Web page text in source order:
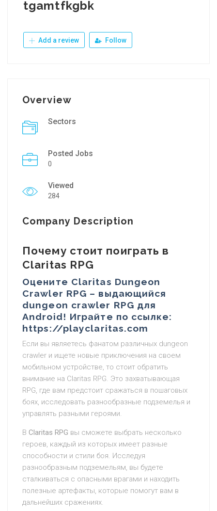
tgamtfkgbk
Add a review Follow
Overview
Sectors
Posted Jobs
0
Viewed
284
Company Description
Почему стоит поиграть в
Claritas RPG
Оцените Claritas Dungeon
Crawler RPG – выдающийся
dungeon crawler RPG для
Android! Играйте по ссылке:
https://playclaritas.com
Если вы являетесь фанатом различных dungeon
crawler и ищете новые приключения на своем
мобильном устройстве, то стоит обратить
внимание на Claritas RPG. Это захватывающая
RPG, где вам предстоит сражаться в пошаговых
боях, исследовать разнообразные подземелья и
управлять разными героями.
В Claritas RPG вы сможете выбрать несколько
героев, каждый из которых имеет разные
способности и стили боя. Исследуя
разнообразным подземельям, вы будете
сталкиваться с опасными врагами и находить
полезные артефакты, которые помогут вам в
дальнейших сражениях.